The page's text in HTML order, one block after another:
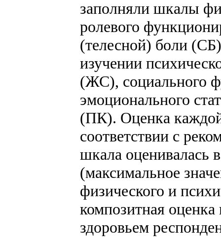
заполняли шкалы
ролевого
(телесной) боли
изучении
(ЖС), социального
эмоционального
(ПК). Оценка
соответствии с
шкала оценивалась
(максимальное
физического и
композитная оценка
здоровьем